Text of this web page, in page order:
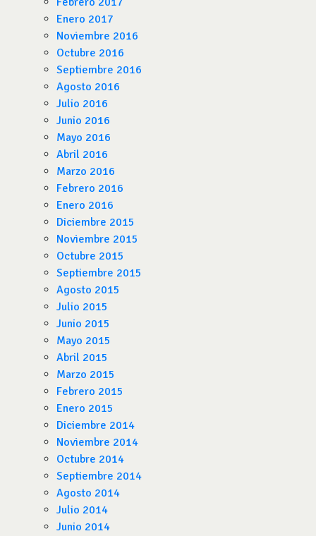
Enero 2017
Noviembre 2016
Octubre 2016
Septiembre 2016
Agosto 2016
Julio 2016
Junio 2016
Mayo 2016
Abril 2016
Marzo 2016
Febrero 2016
Enero 2016
Diciembre 2015
Noviembre 2015
Octubre 2015
Septiembre 2015
Agosto 2015
Julio 2015
Junio 2015
Mayo 2015
Abril 2015
Marzo 2015
Febrero 2015
Enero 2015
Diciembre 2014
Noviembre 2014
Octubre 2014
Septiembre 2014
Agosto 2014
Julio 2014
Junio 2014